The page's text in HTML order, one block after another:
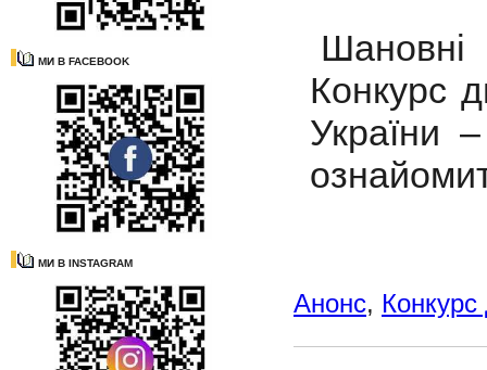
МИ В FACEBOOK
МИ В INSTAGRAM
Шановні
Конкурс
України
Анонс, Конкурс